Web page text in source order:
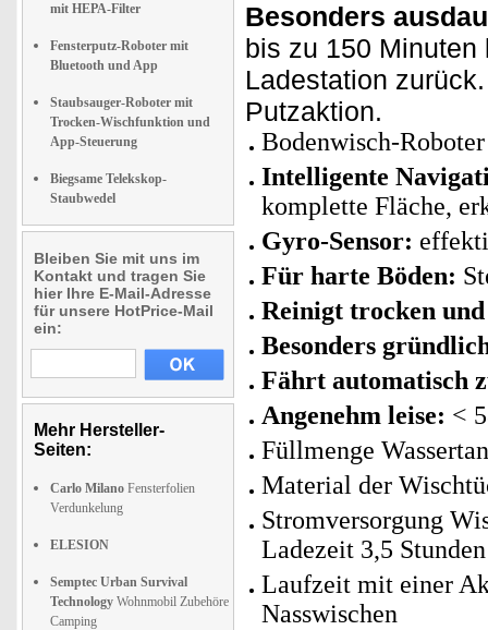
mit HEPA-Filter
Fensterputz-Roboter mit
Bluetooth und App
Staubsauger-Roboter mit
Trocken-Wischfunktion und
App-Steuerung
Biegsame Telekskop-
Staubwedel
Bleiben Sie mit uns im
Kontakt und tragen Sie
hier Ihre E-Mail-Adresse
für unsere HotPrice-Mail
ein:
Mehr Hersteller-
Seiten:
Carlo Milano Fensterfolien
Verdunkelung
ELESION
Semptec Urban Survival
Technology Wohnmobil Zubehöre
Camping
Besonders
bis zu 150
Ladestation
Putzaktion.
Bodenwisch-
Intelligente
komplette Fläche,
Gyro-Sensor:
Für harte Böden:
Reinigt trocken
Besonders
Fährt automatisch
Angenehm leise: <
Füllmenge
Material der
Stromversorgung
Ladezeit 3,5 Stunden
Laufzeit mit einer
Nasswischen